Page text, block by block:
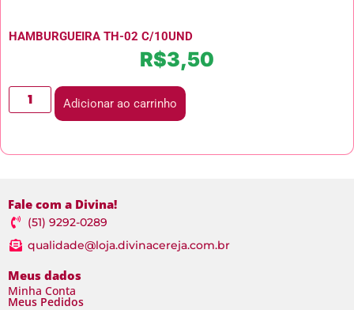
HAMBURGUEIRA TH-02 C/10UND
R$3,50
Adicionar ao carrinho
Fale com a Divina!
(51) 9292-0289
qualidade@loja.divinacereja.com.br
Meus dados
Minha Conta
Meus Pedidos